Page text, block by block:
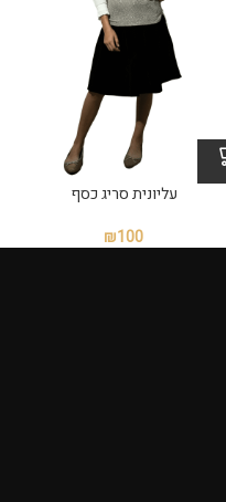
עליונית סריג כסף
₪100